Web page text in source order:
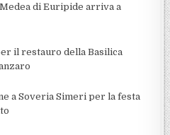
di Euripide arriva a
il restauro della Basilica
a Soveria Simeri per la festa